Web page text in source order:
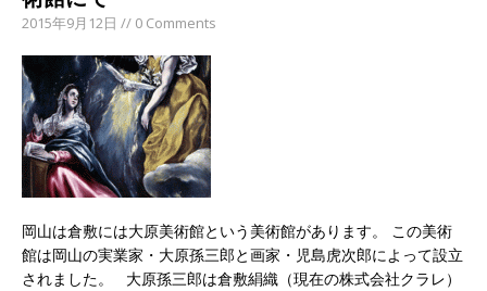
2015年9月12日 // 0 Comments
岡山は倉敷には大原美術館という美術館があります。 この美術
館は岡山の実業家・大原孫三郎と画家・児島虎次郎によって設立
されました。 大原孫三郎は倉敷絹織（現在の株式会社クラレ）